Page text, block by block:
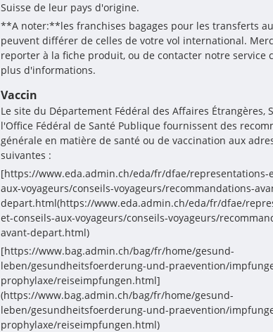
Suisse de leur pays d'origine.
**A noter:**les franchises bagages pour les transferts
peuvent différer de celles de votre vol international.
reporter à la fiche produit, ou de contacter notre service
plus d'informations.
Vaccin
Le site du Département Fédéral des Affaires Étrangères,
l'Office Fédéral de Santé Publique fournissent des
générale en matière de santé ou de vaccination aux
suivantes :
[https://www.eda.admin.ch/eda/fr/dfae/representations-
aux-voyageurs/conseils-voyageurs/recommandations-
depart.html(https://www.eda.admin.ch/eda/fr/dfae/
et-conseils-aux-voyageurs/conseils-voyageurs/
avant-depart.html)
[https://www.bag.admin.ch/bag/fr/home/gesund-
leben/gesundheitsfoerderung-und-praevention/
prophylaxe/reiseimpfungen.html]
(https://www.bag.admin.ch/bag/fr/home/gesund-
leben/gesundheitsfoerderung-und-praevention/
prophylaxe/reiseimpfungen.html)